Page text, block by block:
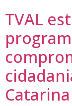
TVAL
Catarina